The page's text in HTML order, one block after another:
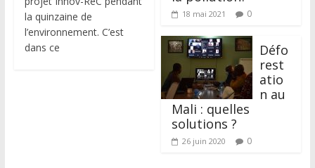
la quinzaine de
l’environnement. C’est
dans ce
18 mai 2021 0
Défo
rest
atio
n au
Mali : quelles
solutions ?
26 juin 2020 0